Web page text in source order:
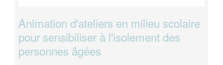
Animation d'ateliers en milieu scolaire
pour sensibiliser à l'isolement des
personnes âgées